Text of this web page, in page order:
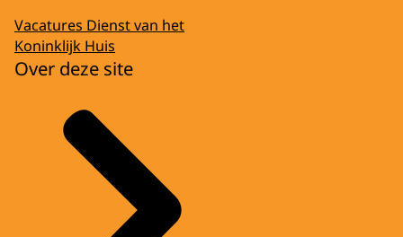
Vacatures Dienst van het
Koninklijk Huis
Over deze site